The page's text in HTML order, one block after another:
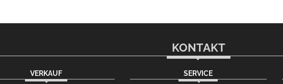
KONTAKT
VERKAUF SERVICE